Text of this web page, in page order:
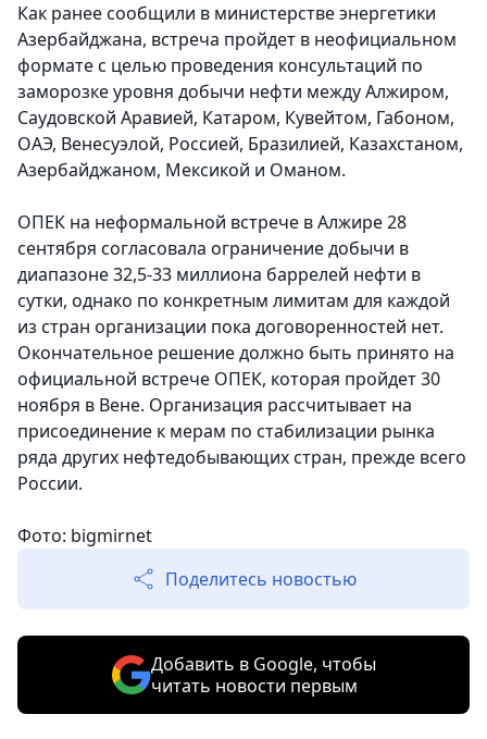
Как ранее сообщили в министерстве энергетики
Азербайджана, встреча пройдет в неофициальном
формате с целью проведения консультаций по
заморозке уровня добычи нефти между Алжиром,
Саудовской Аравией, Катаром, Кувейтом, Габоном,
ОАЭ, Венесуэлой, Россией, Бразилией, Казахстаном,
Азербайджаном, Мексикой и Оманом.
ОПЕК на неформальной встрече в Алжире 28
сентября согласовала ограничение добычи в
диапазоне 32,5-33 миллиона баррелей нефти в
сутки, однако по конкретным лимитам для каждой
из стран организации пока договоренностей нет.
Окончательное решение должно быть принято на
официальной встрече ОПЕК, которая пройдет 30
ноября в Вене. Организация рассчитывает на
присоединение к мерам по стабилизации рынка
ряда других нефтедобывающих стран, прежде всего
России.
Фото: bigmirnet
Поделитесь новостью
Добавить в Google, чтобы
читать новости первым